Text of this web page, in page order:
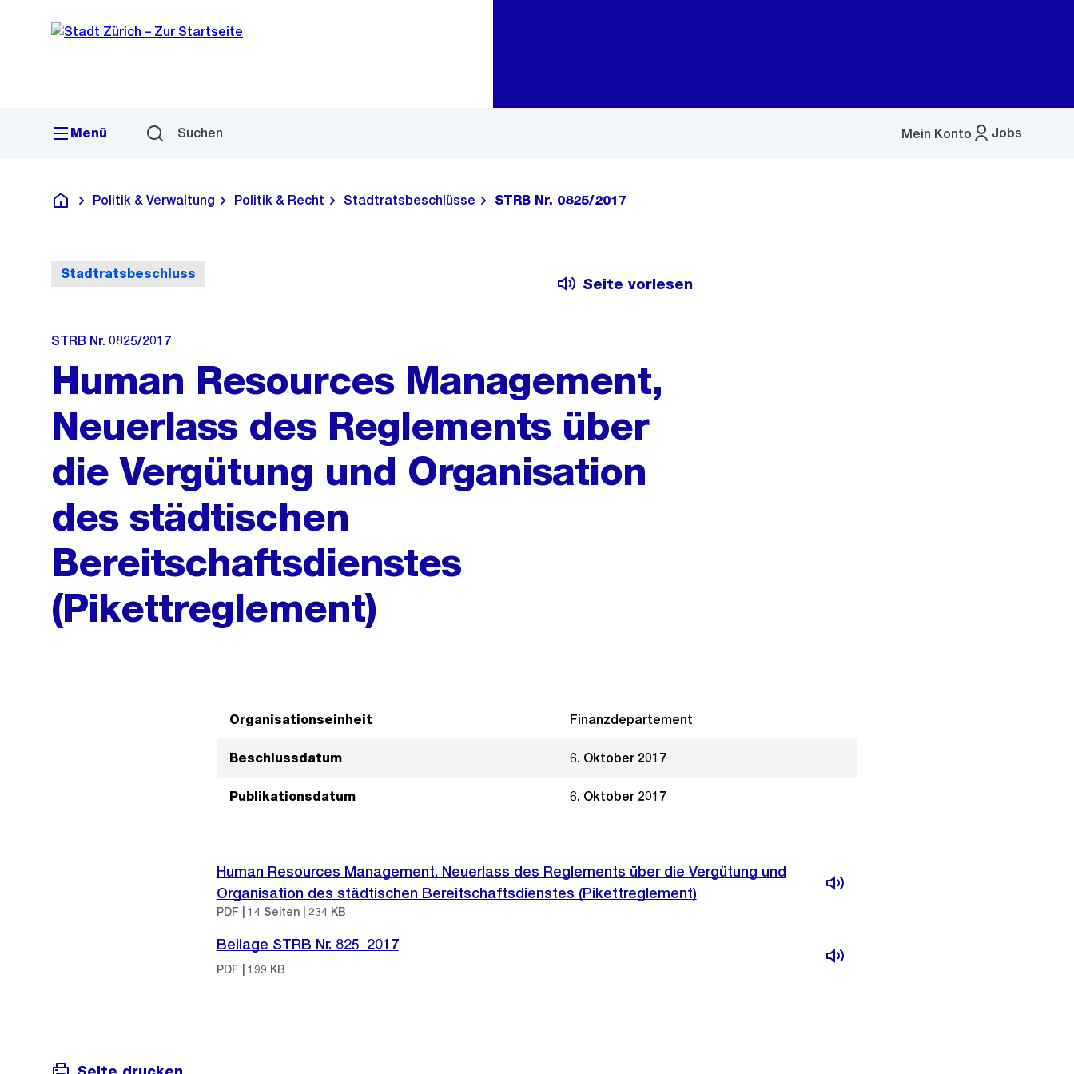
Navigation
Sprunglink
Menü Suchen Jobs
Mein Konto
Menü
Deutsch
Politik & Verwaltung Politik & Recht Stadtratsbeschlüsse STRB Nr. 0825/2017
Stadtratsbeschluss
Seite vorlesen
STRB Nr. 0825/2017
Human Resources Management,
Neuerlass des Reglements über
die Vergütung und Organisation
des städtischen
Bereitschaftsdienstes
(Pikettreglement)
Organisationseinheit Finanzdepartement
Beschlussdatum 6. Oktober 2017
Publikationsdatum 6. Oktober 2017
Human Resources Management, Neuerlass des Reglements über die Vergütung und
Organisation des städtischen Bereitschaftsdienstes (Pikettreglement)
PDF | 14 Seiten | 234 KB
Beilage STRB Nr. 825_2017
PDF | 199 KB